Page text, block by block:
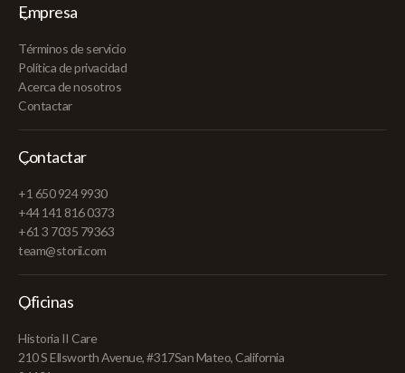
Empresa
Términos de servicio
Política de privacidad
Acerca de nosotros
Contactar
Contactar
+1 650 924 9930
+44 141 816 0373
+61 3 7035 79363
team@storii.com
Oficinas
Historia II Care
210 S Ellsworth Avenue, #317San Mateo, California